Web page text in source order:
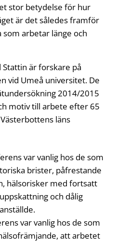
stor betydelse för hur
är det således framför
arbetar länge och
Stattin är forskare på
vid Umeå universitet. De
2014/2015
motiv till arbete efter 65
läns
var vanlig hos de som
brister, påfrestande
hälsorisker med fortsatt
och dålig
var vanlig hos de som
att arbetet